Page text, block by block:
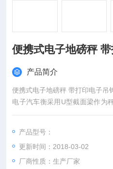
便携式电子地磅秤
产品简介
便携式电子地磅秤 带打印电子吊
电子汽车衡采用U型截面梁作为
料省，刚性强。焊接采用二氧化
产品型号：
更新时间：2018-03-02
厂商性质：生产厂家